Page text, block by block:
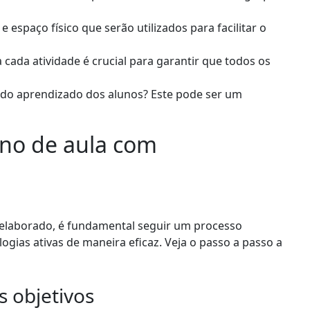
espaço físico que serão utilizados para facilitar o
atividade é crucial para garantir que todos os
aprendizado dos alunos? Este pode ser um
de aula com
é fundamental seguir um processo
ativas de maneira eficaz. Veja o passo a passo a
objetivos